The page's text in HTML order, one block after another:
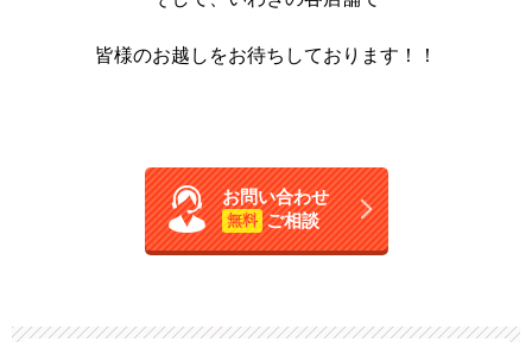
皆様のお越しをお待ちしております！！
お問い合わせ
無料 ご相談